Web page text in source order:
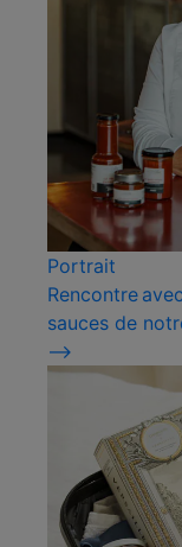
Portrait
Rencontre
sauces de
⟶